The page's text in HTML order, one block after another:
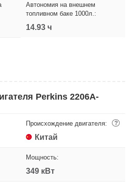
Автономия на внешнем
топливном баке 1000л.:
14.93 ч
Perkins 2206A-
Происхождение двигателя: ?
Китай
Мощность:
349 кВт